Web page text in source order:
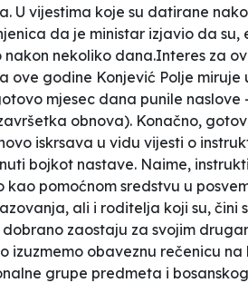
. U vijestima koje su datirane
da je ministar izjavio da su,
nakon nekoliko dana.Interes za
ove godine Konjević Polje miruje
mjesec dana punile
obnova). Konačno,
iskrsava u vidu vijesti o
bojkot nastave. Naime,
kao pomoćnom sredstvu u
ali i roditelja koji su, čini
zaostaju za svojim
izuzmemo obaveznu rečenicu
grupe predmeta i